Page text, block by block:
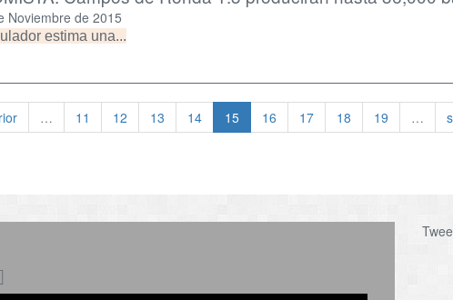
Noviembre de 2015
estima una...
… 11 12 13 14 15 16 17 18 19 …